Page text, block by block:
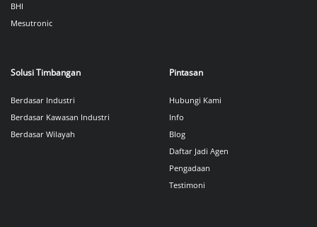
BHI
Mesutronic
Solusi Timbangan
Berdasar Industri
Berdasar Kawasan Industri
Berdasar Wilayah
Pintasan
Hubungi Kami
Info
Blog
Daftar Jadi Agen
Pengadaan
Testimoni